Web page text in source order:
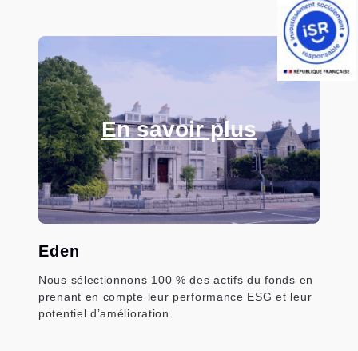
En savoir plus
Eden
Nous sélectionnons 100 % des actifs du fonds en
prenant en compte leur performance ESG et leur
potentiel d’amélioration.